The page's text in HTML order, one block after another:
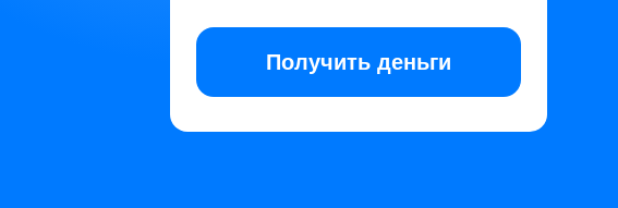
Получить деньги